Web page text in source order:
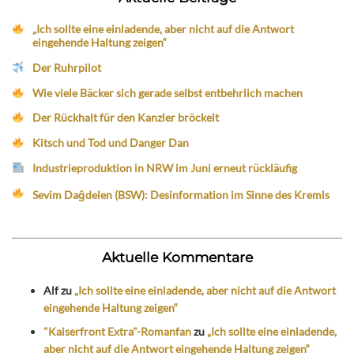
„Ich sollte eine einladende, aber nicht auf die Antwort
eingehende Haltung zeigen“
Der Ruhrpilot
Wie viele Bäcker sich gerade selbst entbehrlich machen
Der Rückhalt für den Kanzler bröckelt
Kitsch und Tod und Danger Dan
Industrieproduktion in NRW im Juni erneut rückläufig
Sevim Dağdelen (BSW): Desinformation im Sinne des Kremls
Aktuelle Kommentare
Alfzu „Ich sollte eine einladende, aber nicht auf die Antwort
eingehende Haltung zeigen“
"Kaiserfront Extra"-Romanfanzu „Ich sollte eine einladende,
aber nicht auf die Antwort eingehende Haltung zeigen“